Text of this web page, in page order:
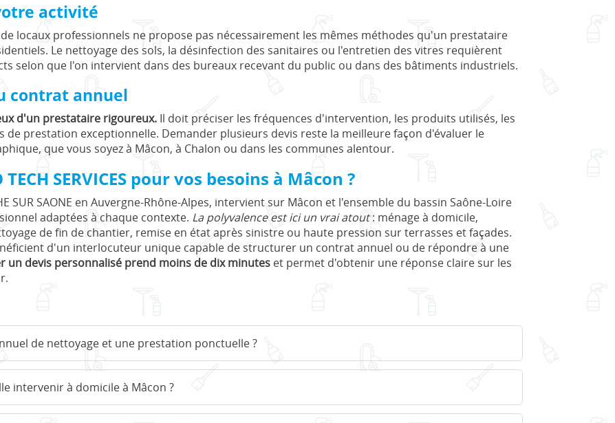
activité
locaux professionnels ne propose pas nécessairement les mêmes méthodes qu'un prestataire
Le nettoyage des sols, la désinfection des sanitaires ou l'entretien des vitres requièrent
selon que l'on intervient dans des bureaux recevant du public ou dans des bâtiments industriels.
contrat annuel
d'un prestataire rigoureux. Il doit préciser les fréquences d'intervention, les produits utilisés, les
de prestation exceptionnelle. Demander plusieurs devis reste la meilleure façon d'évaluer le
que vous soyez à Mâcon, à Chalon ou dans les communes alentour.
SERVICES pour vos besoins à Mâcon ?
SUR SAONE en Auvergne-Rhône-Alpes, intervient sur Mâcon et l'ensemble du bassin Saône-Loire
adaptées à chaque contexte. La polyvalence est ici un vrai atout: ménage à domicile,
de fin de chantier, remise en état après sinistre ou haute pression sur terrasses et façades.
d'un interlocuteur unique capable de structurer un contrat annuel ou de répondre à une
un devis personnalisé prend moins de dix minutes et permet d'obtenir une réponse claire sur les
de nettoyage et une prestation ponctuelle ?
intervenir à domicile à Mâcon ?